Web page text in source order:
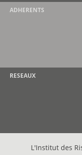
ADHERENTS
RESEAUX
L'Institut des